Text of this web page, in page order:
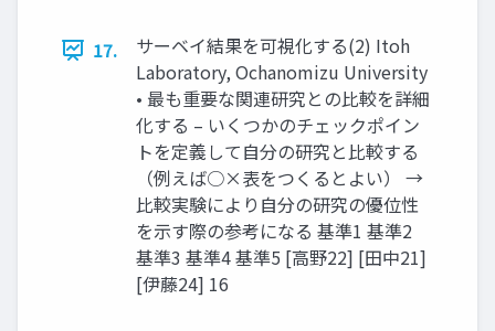
17.
サーベイ結果を可視化する(2) Itoh
Laboratory, Ochanomizu University
• 最も重要な関連研究との比較を詳細
化する – いくつかのチェックポイン
トを定義して自分の研究と比較する
（例えば○×表をつくるとよい） →
比較実験により自分の研究の優位性
を示す際の参考になる 基準1 基準2
基準3 基準4 基準5 [高野22] [田中21]
[伊藤24] 16